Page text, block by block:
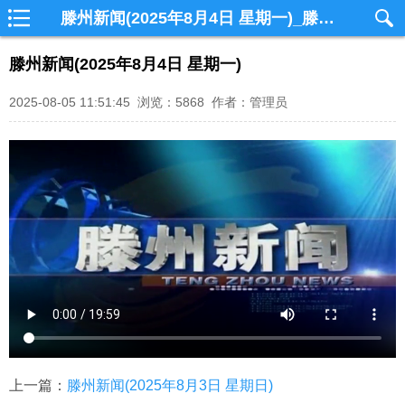
滕州新闻(2025年8月4日 星期一)_滕州网视
滕州新闻(2025年8月4日 星期一)
2025-08-05 11:51:45 浏览：5868 作者：管理员
上一篇： 滕州新闻(2025年8月3日 星期日)